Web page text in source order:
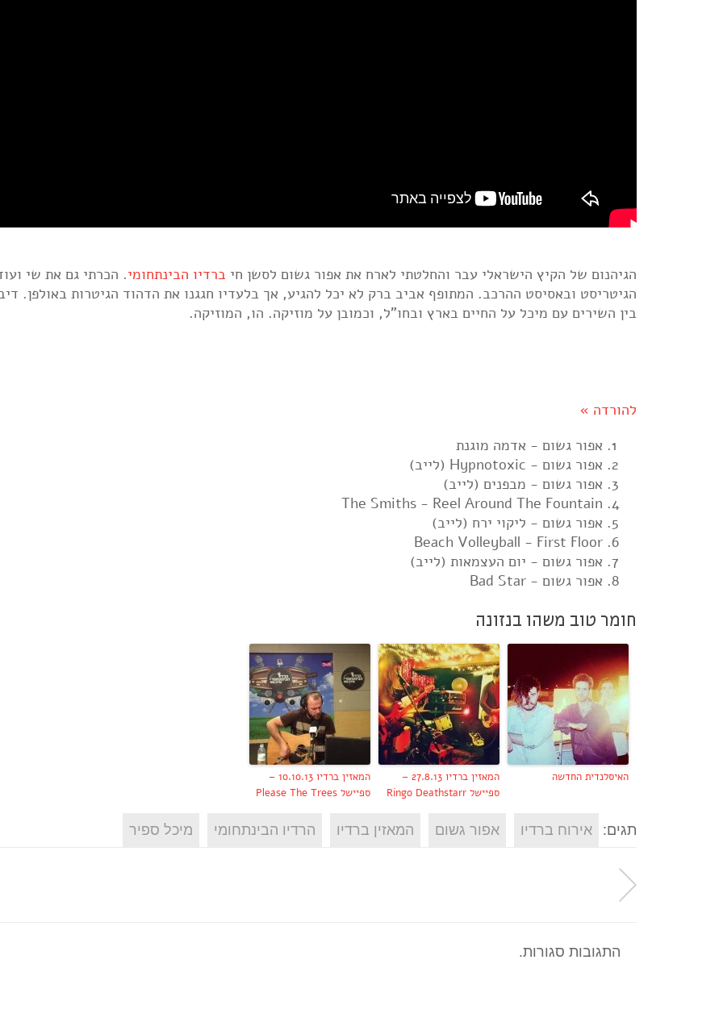
הגיהנום של הקיץ הישראלי עבר והחלטתי לארח את אפור גשום לסשן חי ברדיו הבינתחומי. הכרתי גם את שי
הגיטריסט ובאסיסט ההרכב. המתופף אביב ברק לא יכל להגיע, אך בלעדיו חגגנו את הדהוד הגיטרות באולפן.
בין השירים עם מיכל על החיים בארץ ובחו"ל, וכמובן על מוזיקה. הו, המוזיקה.
להורדה »
אפור גשום - אדמה מוגנת
אפור גשום - Hypnotoxic (לייב)
אפור גשום - מבפנים (לייב)
The Smiths - Reel Around The Fountain
אפור גשום - ליקוי ירח (לייב)
Beach Volleyball - First Floor
אפור גשום - יום העצמאות (לייב)
אפור גשום - Bad Star
חומר טוב משהו בנזונה
האיסלנדית החדשה
המאזין ברדיו 27.8.13 –
ספיישל Ringo Deathstarr
המאזין ברדיו 10.10.13 –
ספיישל Please The Trees
תגים: אירוח ברדיו אפור גשום המאזין ברדיו הרדיו הבינתחומי מיכל ספיר
התגובות סגורות.